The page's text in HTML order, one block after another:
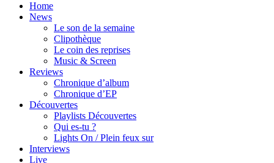
Home
News
Le son de la semaine
Clipothèque
Le coin des reprises
Music & Screen
Reviews
Chronique d’album
Chronique d’EP
Découvertes
Playlists Découvertes
Qui es-tu ?
Lights On / Plein feux sur
Interviews
Live